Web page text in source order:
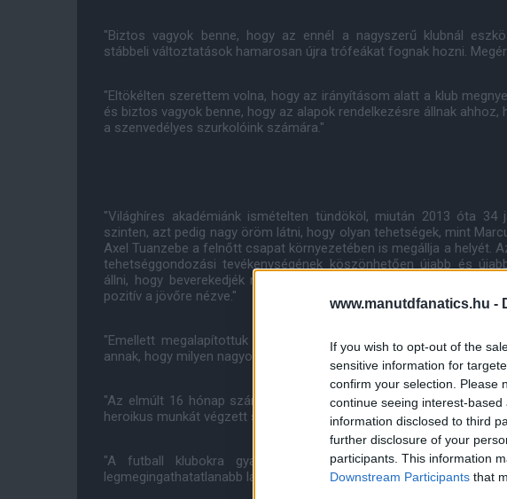
www.manutdfanatics.hu -
If you wish to opt-out of the
sensitive information for
confirm your selection. Please
continue seeing interest-
information disclosed to third
further disclosure of your
participants. This information
Downstream Participants that
"Biztos vagyok benne, hogy az ennél a nagyszerű klubnál
stábbeli változtatások hamarosan újra trófeákat fognak hozni.
"Eltökélten szerettem volna, hogy az irányításom alatt a klub
és biztos vagyok benne, hogy az alapok rendelkezésre állnak
a szenvedélyes szurkolóink számára."
"Világhíres akadémiánk ismételten tündököl, miután 2013 óta
szinten, azt pedig nagy öröm látni, hogy olyan tehetségek, mint
Axel Tuanzebe a felnőtt csapat környezetében is megállja a helyét.
tehetséggondozási tevékenységének köszönhetően újabb és
állni, hogy beverekedjék magukat a felnőtt csapat berkeibe. Az
pozitív a jövőre nézve."
"Emellett megalapítottuk a Manchester United női csapatát, az ő
annak, hogy milyen nagyok a sikerrel kapcsolatos elvárások ennél a
"Az elmúlt 16 hónap számtalan, korábban soha nem látott
heroikus munkát végzett szűkebb közösségeiben és szerte a
"A futball klubokra gyakorolt hatása erőteljes volt, de a
legmegingathatatlanabb lábakon álló klub volt a rá nehezedő